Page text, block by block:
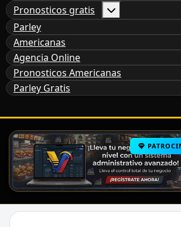
Pronosticos gratis
Parley
Americanas
Agencia Online
Pronosticos Americanas
Parley Gratis